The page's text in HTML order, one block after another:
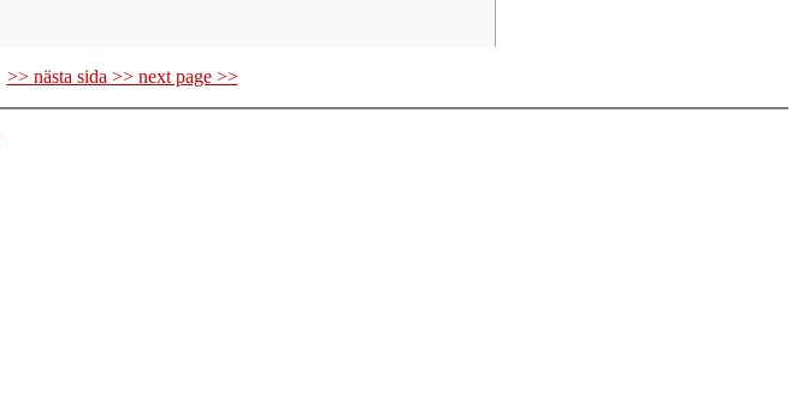
>> nästa sida >> next page >>